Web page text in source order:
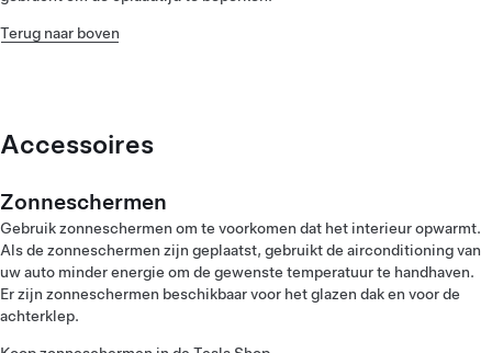
Terug naar boven
Accessoires
Zonneschermen
Gebruik zonneschermen om te voorkomen dat het interieur opwarmt.
Als de zonneschermen zijn geplaatst, gebruikt de airconditioning van
uw auto minder energie om de gewenste temperatuur te handhaven.
Er zijn zonneschermen beschikbaar voor het glazen dak en voor de
achterklep.